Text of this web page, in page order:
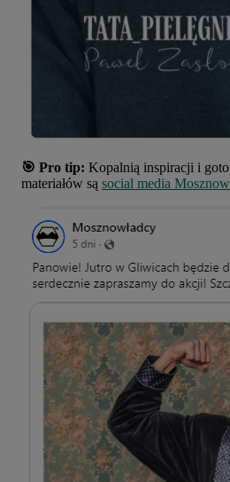
🎯 Pro tip: Kopalnią inspiracji i
materiałów są social media